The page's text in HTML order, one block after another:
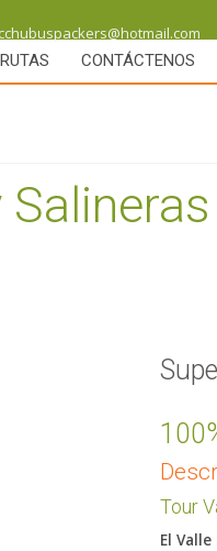
RUTAS CONTÁCTENOS
Tour
El